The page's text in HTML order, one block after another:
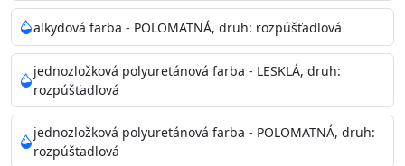
Je možné tónovať v systéme Colorfull: áno
Merná hmotnosť : 1,54 ± 0,02 Kg / L (ISO 2811)
Čistenie: vodou
Príprava povrchu
Povrchy musia byť hladké, čisté, suché, zbavené prachu,
mastnoty, solí a materiálov so zlou priľnavosťou. Otvory
alkydová farba - POLOMATNÁ, druh: rozpúšťadlová
jednozložková polyuretánová farba - LESKLÁ, druh:
rozpúšťadlová
jednozložková polyuretánová farba - POLOMATNÁ, druh:
rozpúšťadlová